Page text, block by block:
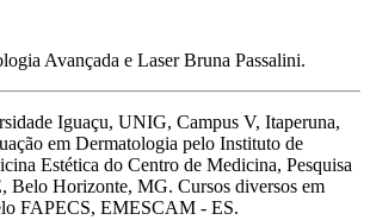
Avançada e Laser Bruna Passalini.
Iguaçu, UNIG, Campus V, Itaperuna,
em Dermatologia pelo Instituto de
Estética do Centro de Medicina, Pesquisa
Belo Horizonte, MG. Cursos diversos em
FAPECS, EMESCAM - ES.